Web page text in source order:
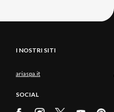
I NOSTRI SITI
ariaspa.it
SOCIAL